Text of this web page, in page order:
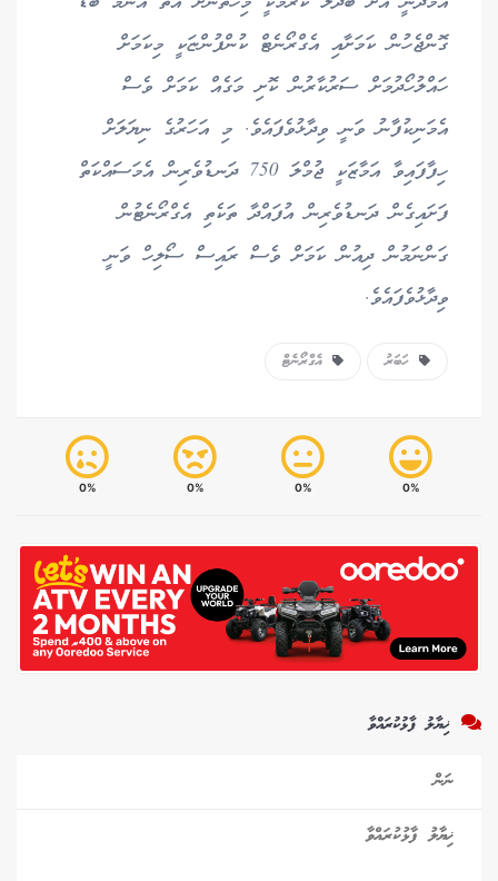
ގޮންޖެހުން ކަމަށާއި އެގްރޯނެޓް ކުންފުންޏަކީ މިކަމަށް
ހައްލުހޯދުމަށް ސަރުކާރުން ކޮށި މަގެއް ކަމަށް ވެސް
އެމަނިކުފާނު ވަނީ ވިދާޅުވެފައެވެ. މި އަހަރުގެ ނިޔަލަށް
ހިފާފައިވާ އަމާޒަކީ ޖުމްލަ 750 ދަނޑުވެރިން އެމަސައްކަތް
ފަށައިގެން ދަނޑުވެރިން އުފައްދާ ތަކެތި އެގްރޯނެޓުން
ގަންނަމުން ދިއުން ކަމަށް ވެސް ރައިސް ސޯލިހް ވަނީ
ވިދާޅުވެފައެވެ.
ހަބަރު އެގްރޯނެޓް
0%
0%
0%
0%
ޚިޔާލު ފާޅުކުރައްވާ